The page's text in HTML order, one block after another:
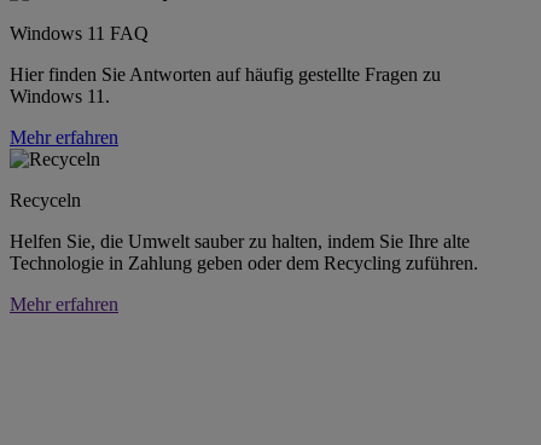
Windows 11 FAQ
Hier finden Sie Antworten auf häufig gestellte Fragen zu
Windows 11.
Mehr erfahren
Recyceln
Helfen Sie, die Umwelt sauber zu halten, indem Sie Ihre alte
Technologie in Zahlung geben oder dem Recycling zuführen.
Mehr erfahren